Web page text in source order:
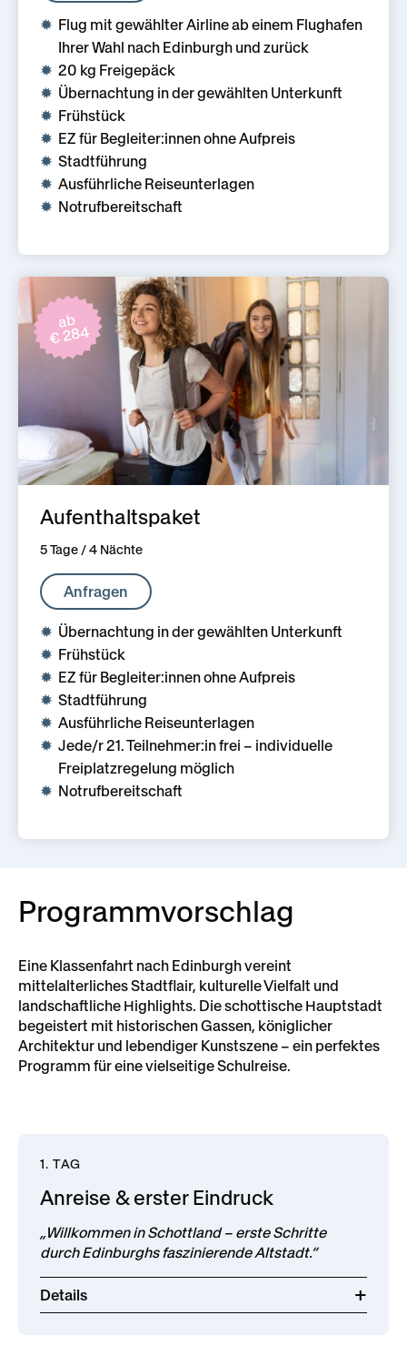
Flug mit gewählter Airline ab einem Flughafen
Ihrer Wahl nach Edinburgh und zurück
20 kg Freigepäck
Übernachtung in der gewählten Unterkunft
Frühstück
EZ für Begleiter:innen ohne Aufpreis
Stadtführung
Ausführliche Reiseunterlagen
Notrufbereitschaft
ab
€ 284
Aufenthaltspaket
5 Tage / 4 Nächte
Anfragen
Übernachtung in der gewählten Unterkunft
Frühstück
EZ für Begleiter:innen ohne Aufpreis
Stadtführung
Ausführliche Reiseunterlagen
Jede/r 21. Teilnehmer:in frei – individuelle
Freiplatzregelung möglich
Notrufbereitschaft
Programmvorschlag
Eine Klassenfahrt nach Edinburgh vereint
mittelalterliches Stadtflair, kulturelle Vielfalt und
landschaftliche Highlights. Die schottische Hauptstadt
begeistert mit historischen Gassen, königlicher
Architektur und lebendiger Kunstszene – ein perfektes
Programm für eine vielseitige Schulreise.
1. TAG
Anreise & erster Eindruck
„Willkommen in Schottland – erste Schritte
durch Edinburghs faszinierende Altstadt.“
Details